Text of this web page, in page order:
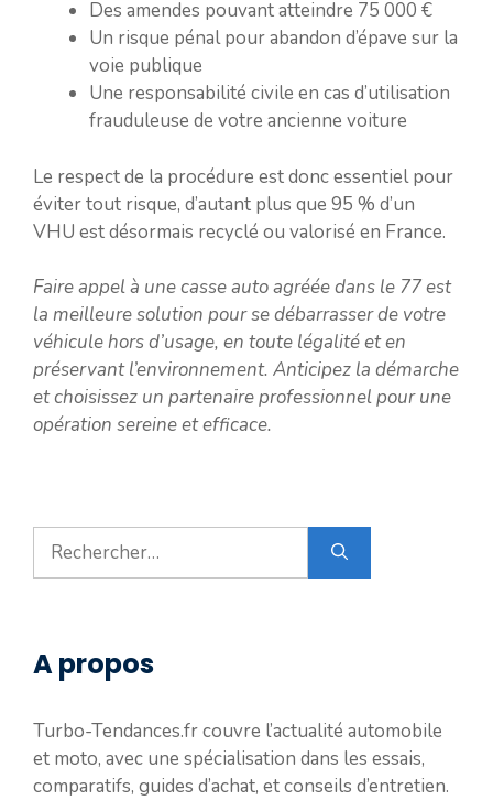
Des amendes pouvant atteindre 75 000 €
Un risque pénal pour abandon d’épave sur la
voie publique
Une responsabilité civile en cas d’utilisation
frauduleuse de votre ancienne voiture
Le respect de la procédure est donc essentiel pour
éviter tout risque, d’autant plus que 95 % d’un
VHU est désormais recyclé ou valorisé en France.
Faire appel à une casse auto agréée dans le 77 est
la meilleure solution pour se débarrasser de votre
véhicule hors d’usage, en toute légalité et en
préservant l’environnement. Anticipez la démarche
et choisissez un partenaire professionnel pour une
opération sereine et efficace.
Rechercher :
A propos
Turbo-Tendances.fr couvre l’actualité automobile
et moto, avec une spécialisation dans les essais,
comparatifs, guides d’achat, et conseils d’entretien.